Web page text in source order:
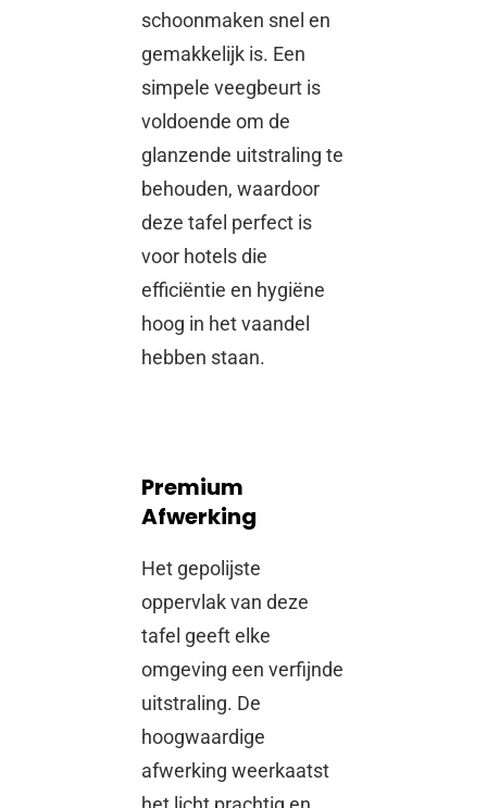
schoonmaken snel en
gemakkelijk is. Een
simpele veegbeurt is
voldoende om de
glanzende uitstraling te
behouden, waardoor
deze tafel perfect is
voor hotels die
efficiëntie en hygiëne
hoog in het vaandel
hebben staan.
Premium
Afwerking
Het gepolijste
oppervlak van deze
tafel geeft elke
omgeving een verfijnde
uitstraling. De
hoogwaardige
afwerking weerkaatst